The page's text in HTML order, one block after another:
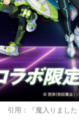
引用：『魔入りました